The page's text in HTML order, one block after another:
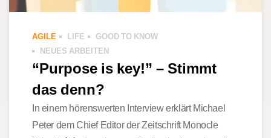
AGILE LIFE
GOOD TO KNOW
NEUES ARBEITEN
“Purpose is key!” – Stimmt
das denn?
In einem hörenswerten Interview erklärt Michael
Peter dem Chief Editor der Zeitschrift Monocle